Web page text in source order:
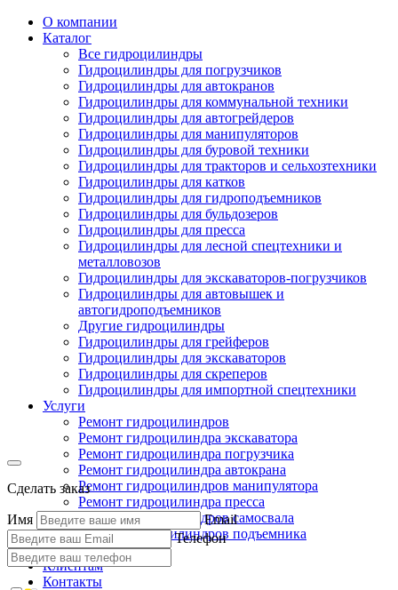
О компании
Каталог
Все гидроцилиндры
Гидроцилиндры для погрузчиков
Гидроцилиндры для автокранов
Гидроцилиндры для коммунальной техники
Гидроцилиндры для автогрейдеров
Гидроцилиндры для манипуляторов
Гидроцилиндры для буровой техники
Гидроцилиндры для тракторов и сельхозтехники
Гидроцилиндры для катков
Гидроцилиндры для гидроподъемников
Гидроцилиндры для бульдозеров
Гидроцилиндры для пресса
Гидроцилиндры для лесной спецтехники и
металловозов
Гидроцилиндры для экскаваторов-погрузчиков
Гидроцилиндры для автовышек и
автогидроподъемников
Другие гидроцилиндры
Гидроцилиндры для грейферов
Гидроцилиндры для экскаваторов
Гидроцилиндры для скреперов
Гидроцилиндры для импортной спецтехники
Услуги
Ремонт гидроцилиндров
Ремонт гидроцилиндра экскаватора
Ремонт гидроцилиндра погрузчика
Ремонт гидроцилиндра автокрана
Ремонт гидроцилиндров манипулятора
Ремонт гидроцилиндра пресса
Ремонт гидроцилиндров самосвала
Ремонт гидроцилиндров подъемника
Производство
Клиентам
Контакты
Сделать заказ
Имя
Email
Телефон